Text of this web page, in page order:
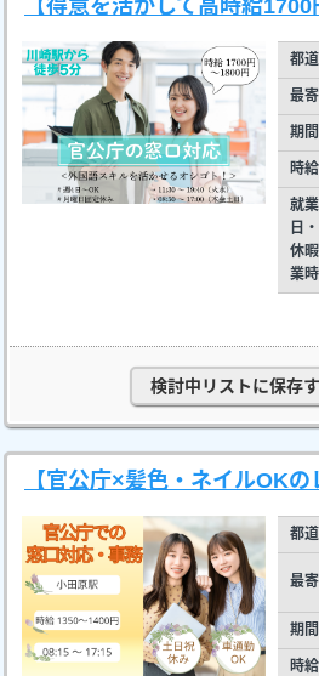
【得意を活かして高時給
都
最
期間
時給
就
日
休
業
検討中リストに保存
【官公庁×髪色・ネイルOK
都
最
期間
時給